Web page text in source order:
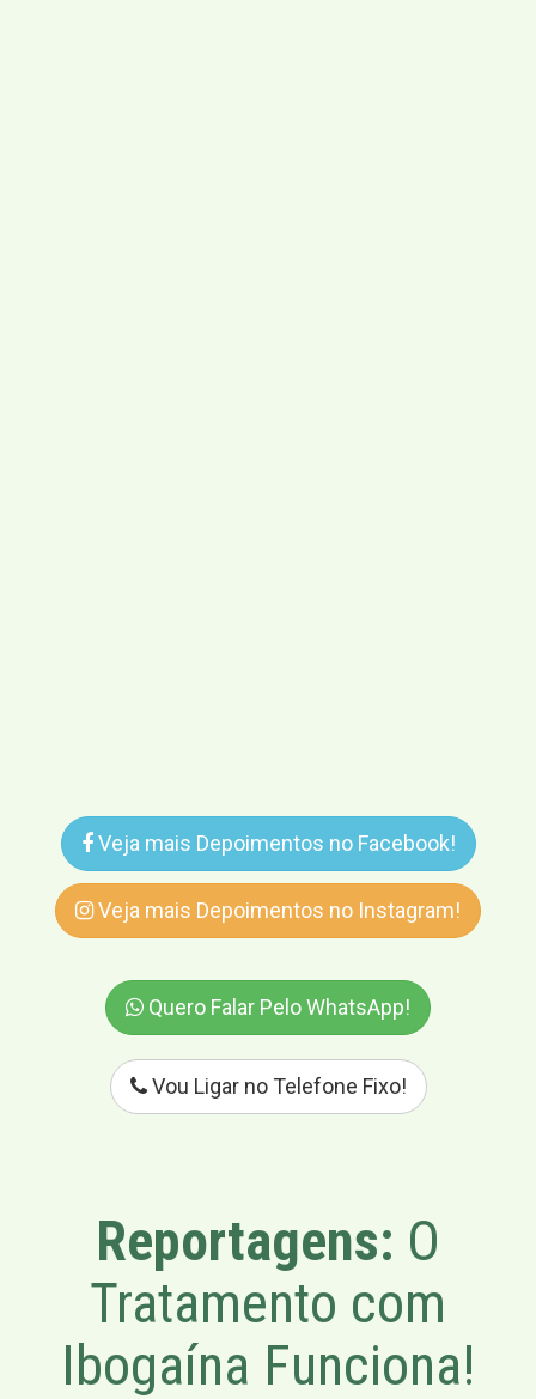
Veja mais Depoimentos no Facebook!
Veja mais Depoimentos no Instagram!
Quero Falar Pelo WhatsApp!
Vou Ligar no Telefone Fixo!
Reportagens: O
Tratamento com
Ibogaína Funciona!